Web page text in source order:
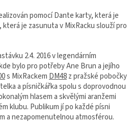
pomocí Dante karty, která je
je zasunuta v MixRacku slouží pro
2.4. 2016 v legendárním
bylo pro potřeby Ane Brun a jejího
s MixRackem DM48z pražské pobočky
a písničkářka spolu s doprovodnou
hlasem a skvělými aranžemi
klubu. Publikum jí po každé písni
a nezapomenutelnou atmosférou.